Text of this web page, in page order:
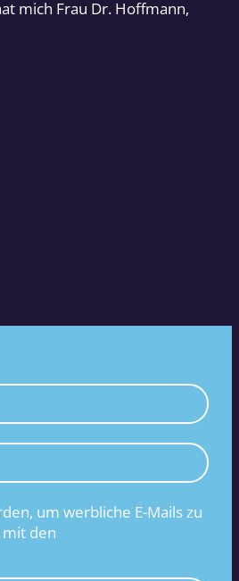
mich Frau Dr. Hoffmann,
um werbliche E-Mails zu
den